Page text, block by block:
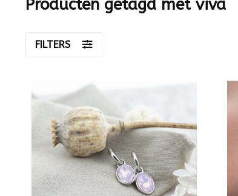
Producten getagd met viva
FILTERS